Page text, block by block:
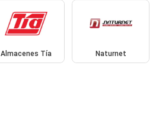
Almacenes Tía Naturnet